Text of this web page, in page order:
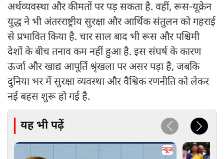
अर्थव्यवस्था और कीमतों पर पड़ सकता है. वहीं, रूस-यूक्रेन
युद्ध ने भी अंतरराष्ट्रीय सुरक्षा और आर्थिक संतुलन को गहराई
से प्रभावित किया है. चार साल बाद भी रूस और पश्चिमी
देशों के बीच तनाव कम नहीं हुआ है. इस संघर्ष के कारण
ऊर्जा और खाद्य आपूर्ति श्रृंखला पर असर पड़ा है, जबकि
दुनिया भर में सुरक्षा व्यवस्था और वैश्विक रणनीति को लेकर
नई बहस शुरू हो गई है.
यह भी पढ़ें
न्यूज